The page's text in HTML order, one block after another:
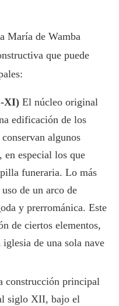
María de Wamba
que puede
-XI) El núcleo original
edificación de los
algunos
especial los que
funeraria. Lo más
de un arco de
y prerrománica. Este
de ciertos elementos,
de una sola nave
construcción principal
siglo XII, bajo el